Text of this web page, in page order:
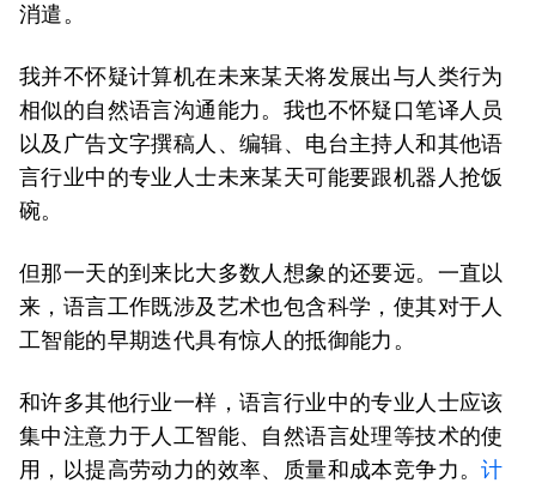
消遣。
我并不怀疑计算机在未来某天将发展出与人类行为
相似的自然语言沟通能力。我也不怀疑口笔译人员
以及广告文字撰稿人、编辑、电台主持人和其他语
言行业中的专业人士未来某天可能要跟机器人抢饭
碗。
但那一天的到来比大多数人想象的还要远。一直以
来，语言工作既涉及艺术也包含科学，使其对于人
工智能的早期迭代具有惊人的抵御能力。
和许多其他行业一样，语言行业中的专业人士应该
集中注意力于人工智能、自然语言处理等技术的使
用，以提高劳动力的效率、质量和成本竞争力。计